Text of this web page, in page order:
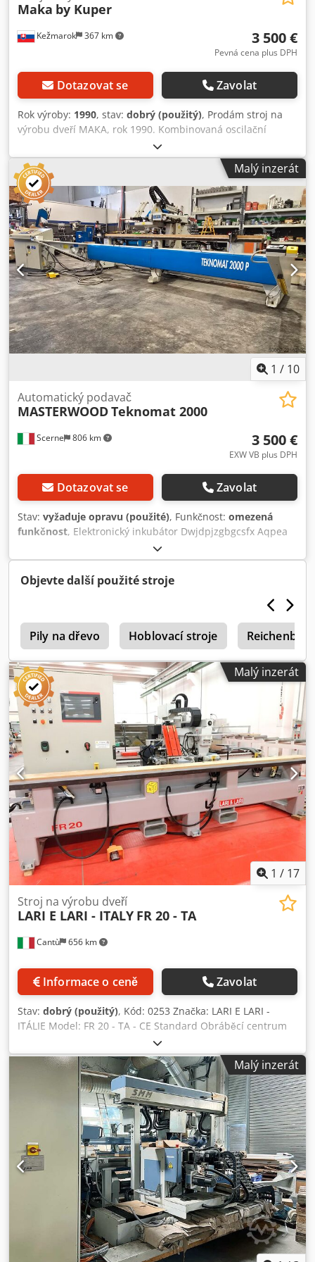
Kežmarok 367 km
Maka by Kuper
3 500 €
Pevná cena plus DPH
Dotazovat se Zavolat
Rok výroby: 1990, stav: dobrý (použitý), Prodám stroj na
výrobu dveří MAKA, rok 1990. Kombinovaná oscilační
dlabačka a vrtačka. Ihned k dispozici Dwsdpfx Asgiwl
Dsqpsa
Malý inzerát
1 / 10
Scerne 806 km
Automatický podavač
MASTERWOODTeknomat 2000
3 500 €
EXW VB plus DPH
Dotazovat se Zavolat
Stav: vyžaduje opravu (použité), Funkčnost: omezená
funkčnost, Elektronický inkubátor Dwjdpjzgbgcsfx Aqpea
Objevte další použité stroje
Pily na dřevo Hoblovací stroje
Malý inzerát
1 / 17
Cantù 656 km
Stroj na výrobu dveří
LARI E LARI - ITALY FR 20 - TA
Informace o ceně Zavolat
Stav: dobrý (použitý), Kód: 0253 Značka: LARI E LARI -
ITÁLIE Model: FR 20 - TA - CE Standard Obráběcí centrum
pro frézování a vrtání do dřeva, plastu a kompozitních
materiálů, vhodné pro dřevěné dveře a okenní rámy – v
souladu s normou CE. Technická data: Pracovní pojezd v
ose X: 3250 mm Pracovní pojezd v ose Y s frézou 90°: 130
mm Pracovní pojezd v ose Z s frézou 0°: 290 mm Pracovní
pojezd v ose Z s frézou 90°: 175 mm Pracovní rychlost v ose
X: 40 m/min Pracovní rychlost v ose Y: 30 m/min Pracovní
rychlost v ose Z: 30 m/min Jednotka pro vrtání a vkládání
závěsů: Dwjdpfx Aqsx A Hdxopoa Mužská/ženská
(protipólová) Řízení otáček pomocí měniče Sonda Upínací
kleština ER 25 Výkon vřetena pro vrtání čepů Anuba: 2,2 kW
Náklon hlavy pro vrtání čepů Anuba: -10° až +90°
Elektrovřeteno pro frézování: 2,7 Hp při 18 000 ot./min.
Upínací kleština ER 32 Plynulé nastavení otáček pomocí
měniče Náklon od 0 do 90° pro svislé i vodorovné obrábění
Malý inzerát